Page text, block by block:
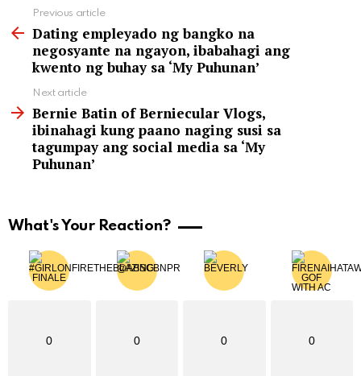
more
Previous article
Dating empleyado ng bangko na
negosyante na ngayon, ibabahagi ang
kwento ng buhay sa ‘My Puhunan’
Next article
Bernie Batin of Berniecular Vlogs,
ibinahagi kung paano naging susi sa
tagumpay ang social media sa ‘My
Puhunan’
What's Your Reaction?
0 0 0 0